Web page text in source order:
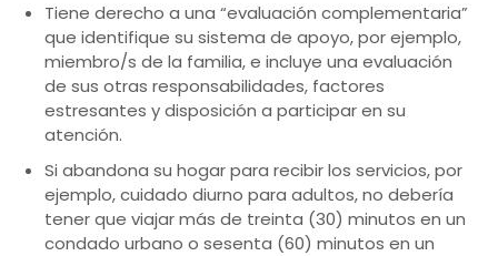
Tiene derecho a una “evaluación complementaria”
que identifique su sistema de apoyo, por ejemplo,
miembro/s de la familia, e incluye una evaluación
de sus otras responsabilidades, factores
estresantes y disposición a participar en su
atención.
Si abandona su hogar para recibir los servicios, por
ejemplo, cuidado diurno para adultos, no debería
tener que viajar más de treinta (30) minutos en un
condado urbano o sesenta (60) minutos en un